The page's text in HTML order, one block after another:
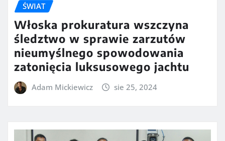
ŚWIAT
Włoska prokuratura wszczyna
śledztwo w sprawie zarzutów
nieumyślnego spowodowania
zatonięcia luksusowego jachtu
Adam Mickiewicz sie 25, 2024